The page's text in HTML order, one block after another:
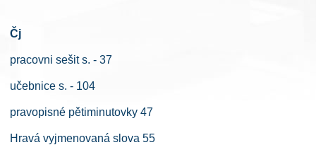
Čj
pracovni sešit s. - 37
učebnice s. - 104
pravopisné pětiminutovky 47
Hravá vyjmenovaná slova 55